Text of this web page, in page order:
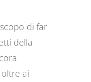
di far
della
ai